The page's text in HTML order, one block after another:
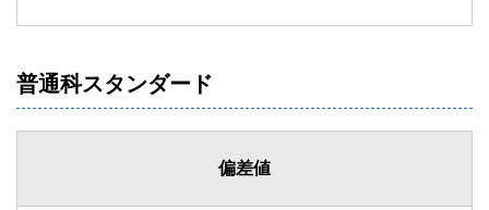
普通科スタンダード
偏差値